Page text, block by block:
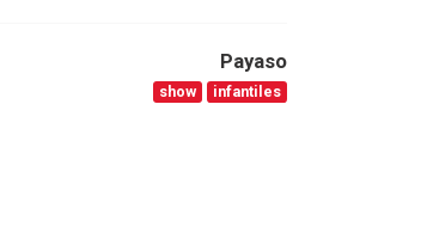
Payaso
show infantiles